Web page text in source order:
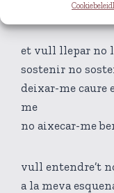
Cookiebeleid
no vull sentir
et vull llepar no
sostenir no
deixar-me caure
me
no aixecar-me
vull entendre’t
a la meva